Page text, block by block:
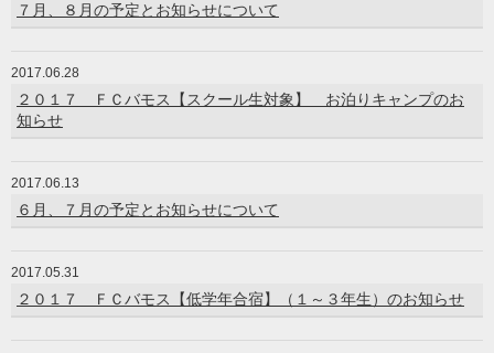
７月、８月の予定とお知らせについて
2017.06.28
２０１７ ＦＣバモス【スクール生対象】 お泊りキャンプのお
知らせ
2017.06.13
６月、７月の予定とお知らせについて
2017.05.31
２０１７ ＦＣバモス【低学年合宿】（１～３年生）のお知らせ